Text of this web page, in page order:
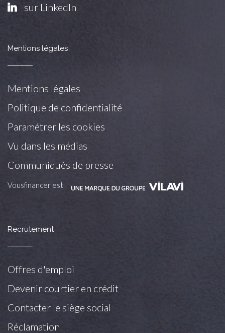
sur LinkedIn
Mentions légales
Mentions légales
Politique de confidentialité
Paramétrer les cookies
Vu dans les médias
Communiqués de presse
Vousfinancer est
Recrutement
Offres d'emploi
Devenir courtier en crédit
Contacter le siège social
Réclamation